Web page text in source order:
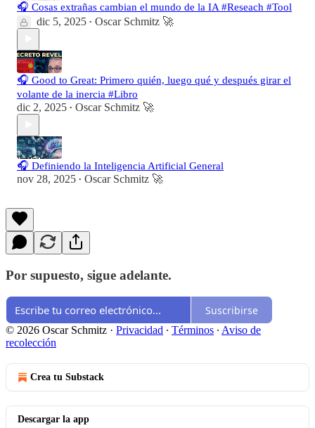
🎧 Cosas extrañas cambian el mundo de la IA #Reseach #Tool
dic 5, 2025 • Oscar Schmitz 🚀
🎧 Good to Great: Primero quién, luego qué y después girar el
volante de la inercia #Libro
dic 2, 2025 • Oscar Schmitz 🚀
🎧 Definiendo la Inteligencia Artificial General
nov 28, 2025 • Oscar Schmitz 🚀
Por supuesto, sigue adelante.
Suscribirse
© 2026 Oscar Schmitz · Privacidad ∙ Términos ∙ Aviso de
recolección
Crea tu Substack
Descargar la app